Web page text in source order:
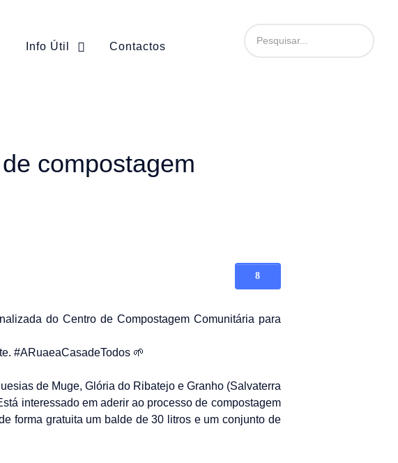
Info Útil Contactos
compostagem
do Centro de Compostagem Comunitária para
#ARuaeaCasadeTodos 🌱
de Muge, Glória do Ribatejo e Granho (Salvaterra
interessado em aderir ao processo de compostagem
forma gratuita um balde de 30 litros e um conjunto de